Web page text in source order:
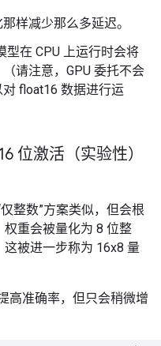
样减少那么多延迟。
型在 CPU 上运行时会将
请注意，GPU 委托不会
float16 数据进行运
位激活（实验性）
整数”方案类似，但会根
重会被量化为 8 位整
被进一步称为 16x8 量
高准确率，但只会稍微增